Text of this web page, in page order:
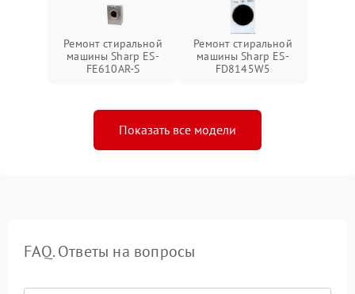
Ремонт стиральной
машины Sharp ES-
FE610AR-S
Ремонт стиральной
машины Sharp ES-
FD8145W5
Показать все модели
FAQ. Ответы на вопросы